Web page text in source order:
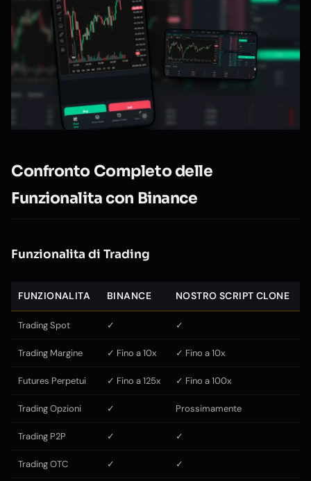
Confronto Completo delle
Funzionalita con Binance
Funzionalita di Trading
FUNZIONALITA BINANCE NOSTRO SCRIPT CLONE
Trading Spot ✓ ✓
Trading Margine ✓ Fino a 10x ✓ Fino a 10x
Futures Perpetui ✓ Fino a 125x ✓ Fino a 100x
Trading Opzioni ✓ Prossimamente
Trading P2P ✓ ✓
Trading OTC ✓ ✓